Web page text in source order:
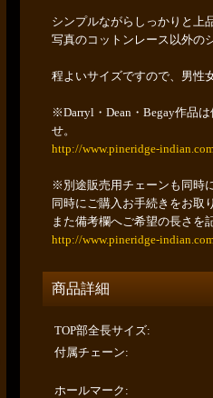
シンプルながらしっかりと上
写真のコットンレース以外の
程よいサイズですので、男性
※Darryl・Dean・Begay作品
せ。
http://www.pineridge-
※別途販売用チェーンも同時
同時にご購入お手続きをお取
また備考欄へご希望の長さを
http://www.pineridge-
商品詳細
TOP部全長サイズ:
付属チェーン:
ホールマーク :